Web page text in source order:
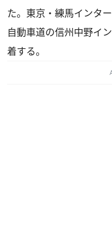
た。東京・練馬インタ
自動車道の信州中野イ
着する。